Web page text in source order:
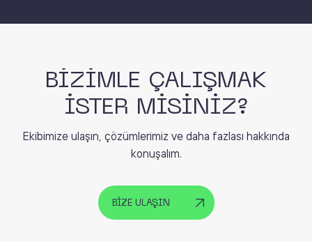
BİZİMLE ÇALIŞMAK
İSTER MİSİNİZ?
Ekibimize ulaşın, çözümlerimiz ve daha fazlası hakkında
konuşalım.
BİZE ULAŞIN